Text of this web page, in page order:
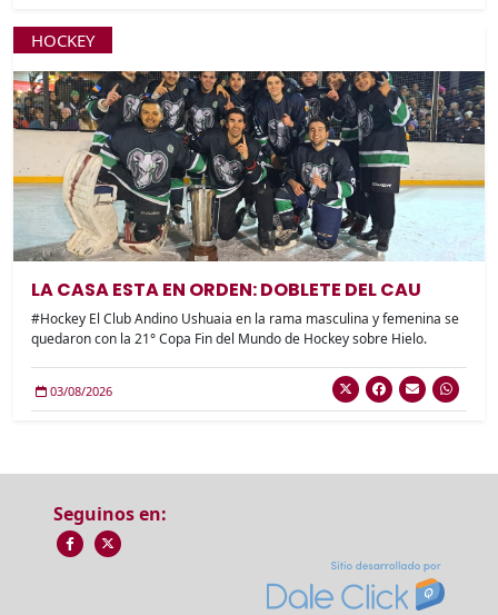
HOCKEY
LA CASA ESTA EN ORDEN: DOBLETE DEL CAU
#Hockey El Club Andino Ushuaia en la rama masculina y femenina se
quedaron con la 21° Copa Fin del Mundo de Hockey sobre Hielo.
03/08/2026
Seguinos en: